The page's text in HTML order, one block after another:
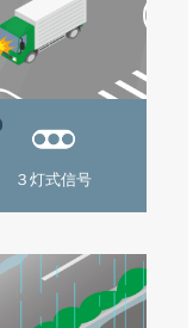
３灯式信号